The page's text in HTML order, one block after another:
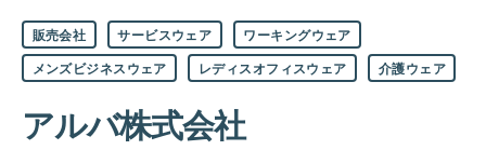
カ
テ
ゴ
リ
販売会社 サービスウェア
ワーキングウェア
メンズビジネスウェア
レディスオフィスウェア 介護ウェア
アルバ株式会社